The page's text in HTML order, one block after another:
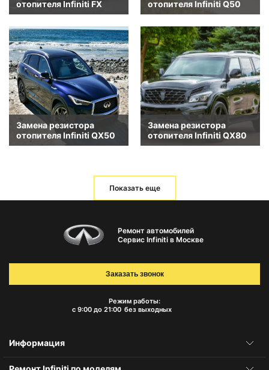
отопителя Infiniti FX
отопителя Infiniti Q50
Замена резистора
отопителя Infiniti QX50
Замена резистора
отопителя Infiniti QX80
Показать еще
Ремонт автомобилей
Сервис Infiniti в Москве
Режим работы:
с 9:00 до 21:00 без выходных
Заказать звонок
Информация